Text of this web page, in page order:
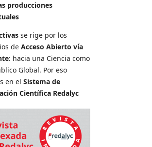
producciones
se rige por los
de Acceso Abierto vía
: hacia una Ciencia como
Global. Por eso
en el Sistema de
Científica Redalyc